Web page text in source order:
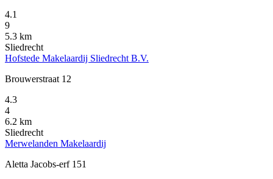
4.1
9
5.3 km
Sliedrecht
Hofstede Makelaardij Sliedrecht B.V.
Brouwerstraat 12
4.3
4
6.2 km
Sliedrecht
Merwelanden Makelaardij
Aletta Jacobs-erf 151